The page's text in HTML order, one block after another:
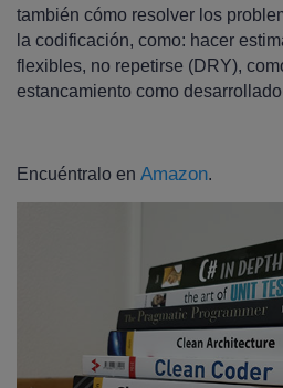
también cómo resolver los
la codificación, como: hacer
flexibles, no repetirse (DRY),
estancamiento como
Encuéntralo en Amazon.